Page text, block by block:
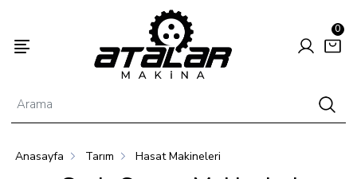
0
Anasayfa Tarım Hasat Makineleri